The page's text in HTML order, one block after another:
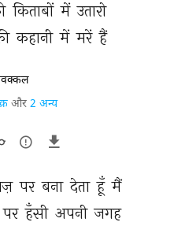
किताबों में उतारो
कहानी में मरें हैं
और 2 अन्य
पर बना देता हूँ मैं
पर हँसी अपनी जगह